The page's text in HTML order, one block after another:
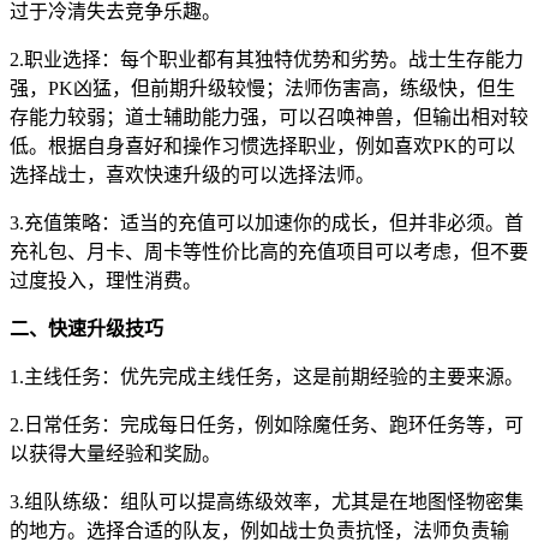
过于冷清失去竞争乐趣。
2.职业选择：每个职业都有其独特优势和劣势。战士生存能力
强，PK凶猛，但前期升级较慢；法师伤害高，练级快，但生
存能力较弱；道士辅助能力强，可以召唤神兽，但输出相对较
低。根据自身喜好和操作习惯选择职业，例如喜欢PK的可以
选择战士，喜欢快速升级的可以选择法师。
3.充值策略：适当的充值可以加速你的成长，但并非必须。首
充礼包、月卡、周卡等性价比高的充值项目可以考虑，但不要
过度投入，理性消费。
二、快速升级技巧
1.主线任务：优先完成主线任务，这是前期经验的主要来源。
2.日常任务：完成每日任务，例如除魔任务、跑环任务等，可
以获得大量经验和奖励。
3.组队练级：组队可以提高练级效率，尤其是在地图怪物密集
的地方。选择合适的队友，例如战士负责抗怪，法师负责输